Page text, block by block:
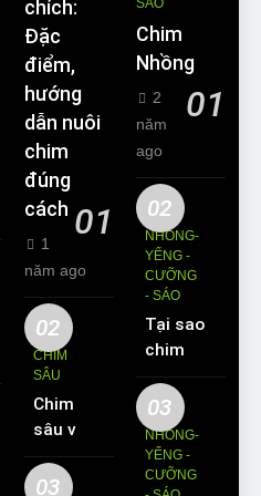
chích:
Đặc
điểm,
hướng
dẫn nuôi
chim
đúng
cách 01
1
năm ago
02
CHIM
SÂU
Chim
sâu và
những
thông
03
Chim
Nhồng
01
2
năm
ago
02
NHỒNG-
YỂNG -
CƯỠNG
- SÁO
Tại sao
chim
Sáo lại
được
yêu
thích
nuôi
03
NHỒNG-
YỂNG -
CƯỠNG